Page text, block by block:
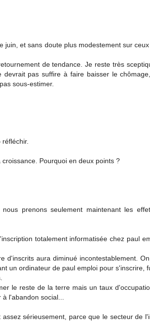
juin, et sans doute plus modestement sur
de tendance. Je reste très
pas suffire à faire baisser le
sous-estimer.
Pourquoi en deux points ?
prenons seulement maintenant les
totalement informatisée chez paul
d'inscrits aura diminué incontestablement.
un ordinateur de paul emploi pour s'inscrire,
le reste de la terre mais un taux
l'abandon social...
sérieusement, parce que le secteur de